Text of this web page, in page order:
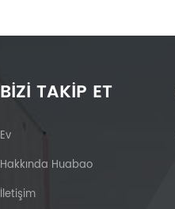
BIZI TAKIP ET
Ev
Hakkında Huabao
İletişim